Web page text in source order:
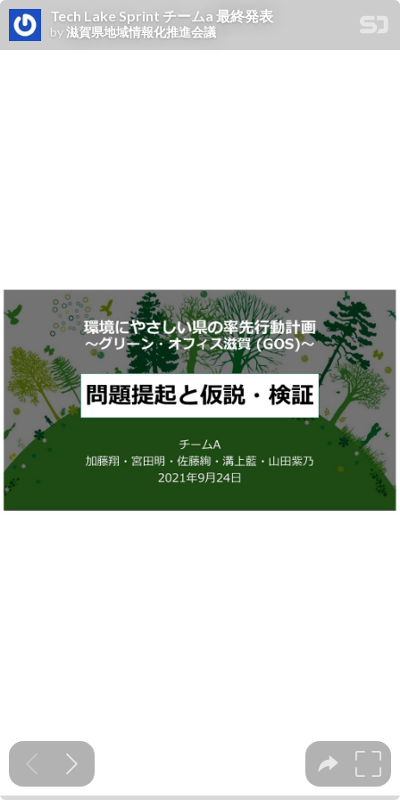
Tech Lake Sprint チームa 最終発表
by滋賀県地域情報化推進会議